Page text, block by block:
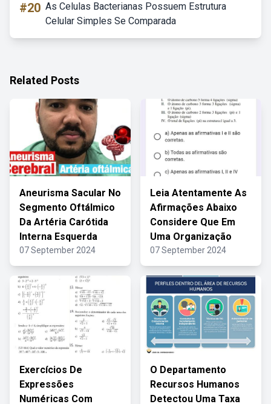
#20 As Celulas Bacterianas Possuem Estrutura
Celular Simples Se Comparada
Related Posts
Aneurisma Sacular No
Segmento Oftálmico
Da Artéria Carótida
Interna Esquerda
07 September 2024
Leia Atentamente As
Afirmações Abaixo
Considere Que Em
Uma Organização
07 September 2024
Exercícios De
Expressões
Numéricas Com
O Departamento
Recursos Humanos
Detectou Uma Taxa